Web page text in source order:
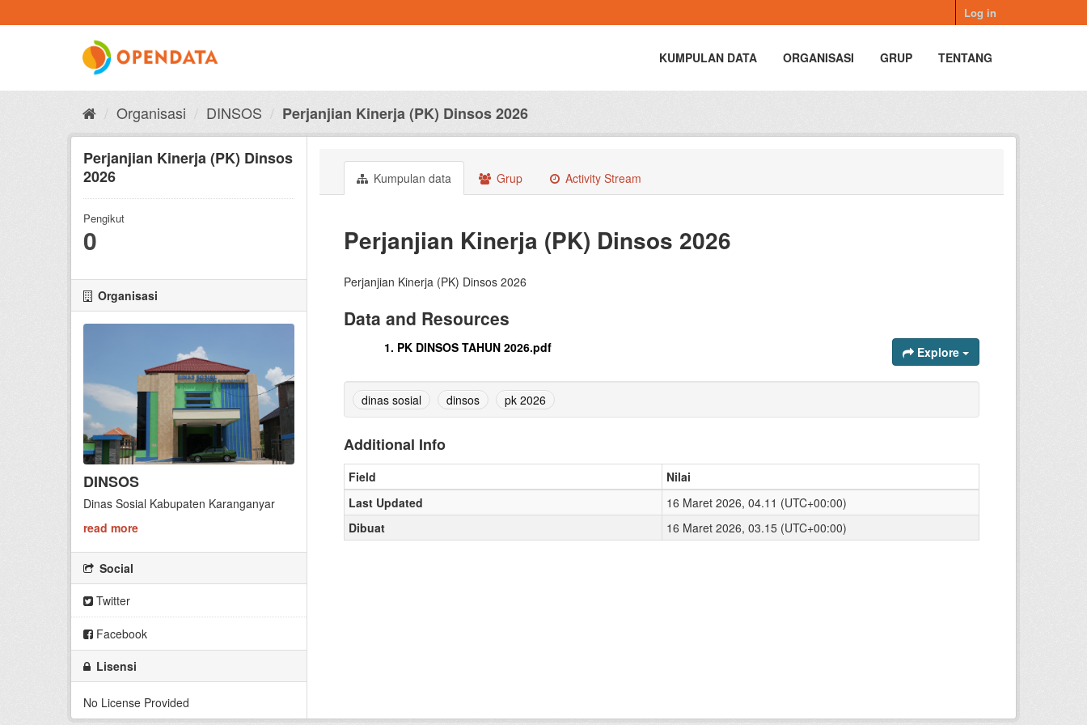
to
Log in
KUMPULAN DATA ORGANISASI GRUP TENTANG
Organisasi DINSOS Perjanjian Kinerja (PK) Dinsos 2026
Perjanjian Kinerja (PK) Dinsos
2026
Pengikut
0
Organisasi
DINSOS
Dinas Sosial Kabupaten Karanganyar
read more
Social
Twitter
Facebook
Lisensi
No License Provided
Kumpulan data Grup Activity Stream
Perjanjian Kinerja (PK) Dinsos 2026
Perjanjian Kinerja (PK) Dinsos 2026
Data and Resources
1. PK DINSOS TAHUN 2026.pdf Explore
dinas sosial dinsos pk 2026
Additional Info
Field
Nilai
Last Updated
16 Maret 2026, 04.11 (UTC+00:00)
Dibuat
16 Maret 2026, 03.15 (UTC+00:00)